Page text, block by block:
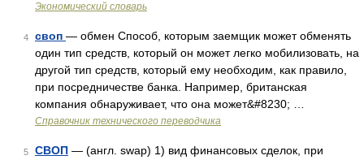
Экономический словарь
4 своп — обмен Способ, которым заемщик может обменять
один тип средств, который он может легко мобилизовать, на
другой тип средств, который ему необходим, как правило,
при посредничестве банка. Например, британская
компания обнаруживает, что она может&#8230; …
Справочник технического переводчика
5 СВОП — (англ. swap) 1) вид финансовых сделок, при